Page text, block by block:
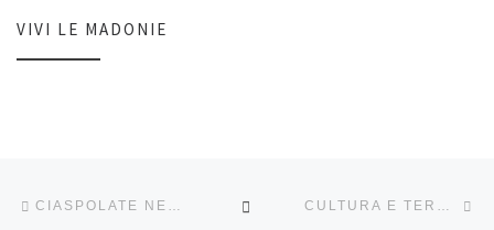
VIVI LE MADONIE
CIASPOLATE NELL’INVERNO MADONITA: IN CAMMINO TRA NEVI E VETTE! RITORNA ALLA LISTA
CULTURA E TERRITORIO: COS’È IL TURISMO RESPONSABILE.